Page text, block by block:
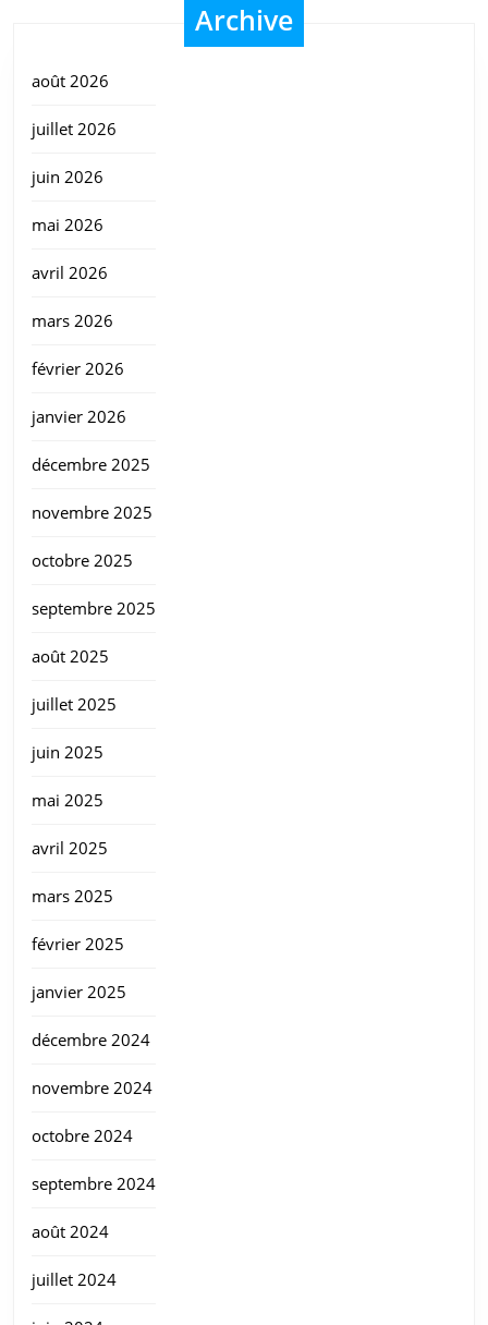
Archive
août 2026
juillet 2026
juin 2026
mai 2026
avril 2026
mars 2026
février 2026
janvier 2026
décembre 2025
novembre 2025
octobre 2025
septembre 2025
août 2025
juillet 2025
juin 2025
mai 2025
avril 2025
mars 2025
février 2025
janvier 2025
décembre 2024
novembre 2024
octobre 2024
septembre 2024
août 2024
juillet 2024